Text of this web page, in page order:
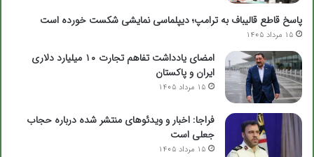
پاسخ قاطع قالیباف به ترامپ؛ دیپلماسی نمایشی شکست خورده است
15 مرداد 1405
امضای یادداشت تفاهم تجارت ۱۰ میلیارد دلاری
ایران و پاکستان
15 مرداد 1405
فراجا: اخبار و ویدئوهای منتشر شده درباره حجاب
جعلی است
15 مرداد 1405